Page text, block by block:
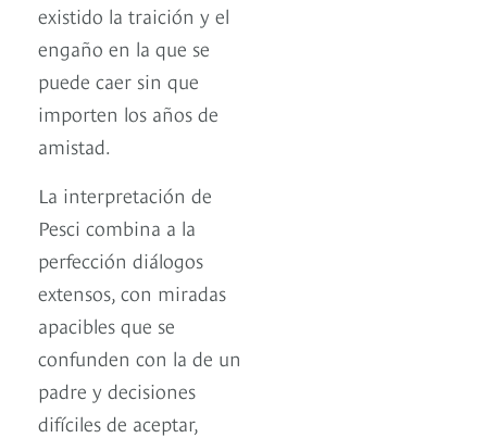
existido la traición y el
engaño en la que se
puede caer sin que
importen los años de
amistad.
La interpretación de
Pesci combina a la
perfección diálogos
extensos, con miradas
apacibles que se
confunden con la de un
padre y decisiones
difíciles de aceptar,